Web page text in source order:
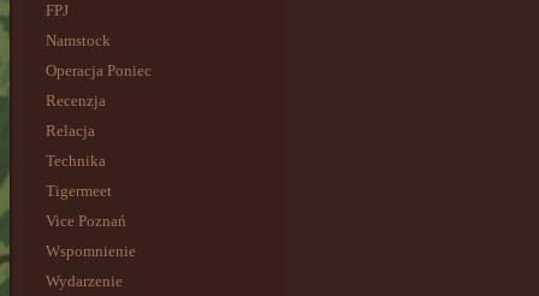
FPJ
Namstock
Operacja Poniec
Recenzja
Relacja
Technika
Tigermeet
Vice Poznań
Wspomnienie
Wydarzenie